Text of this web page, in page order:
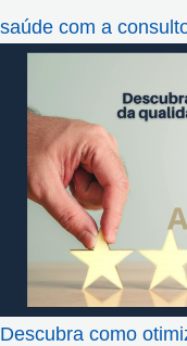
saúde com a
Descubra como